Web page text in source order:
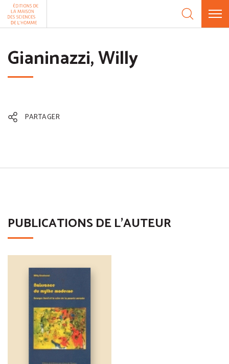
Aller au contenu
Gianinazzi, Willy
PARTAGER
PUBLICATIONS DE L'AUTEUR
Panneau de gestion des cookies